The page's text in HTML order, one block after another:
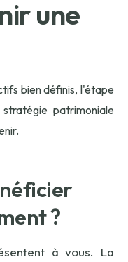
une
bien définis, l'étape
patrimoniale
?
à vous. La